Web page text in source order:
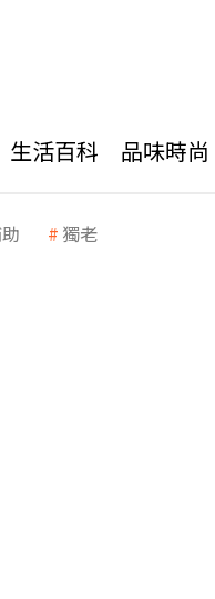
生活百科 品味時尚
獨老